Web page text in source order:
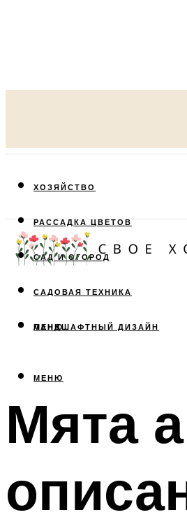
ХОЗЯЙСТВО
РАССАДКА ЦВЕТОВ
САД И ОГОРОД
САДОВАЯ ТЕХНИКА
ЛАНДШАФТНЫЙ ДИЗАЙН
МЕНЮ
МЕНЮ
Мята